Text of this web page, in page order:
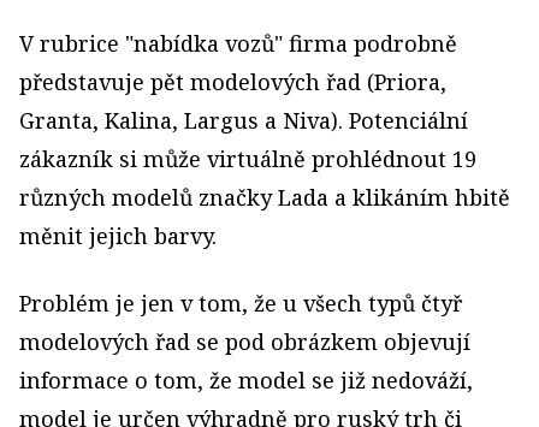
V rubrice "nabídka vozů" firma podrobně
představuje pět modelových řad (Priora,
Granta, Kalina, Largus a Niva). Potenciální
zákazník si může virtuálně prohlédnout 19
různých modelů značky Lada a klikáním hbitě
měnit jejich barvy.
Problém je jen v tom, že u všech typů čtyř
modelových řad se pod obrázkem objevují
informace o tom, že model se již nedováží,
model je určen výhradně pro ruský trh či